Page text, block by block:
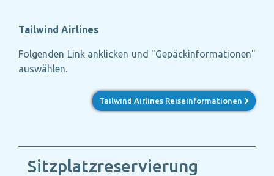
Tailwind Airlines
Folgenden Link anklicken und "Gepäckinformationen"
auswählen.
Tailwind Airlines Reiseinformationen
Sitzplatzreservierung